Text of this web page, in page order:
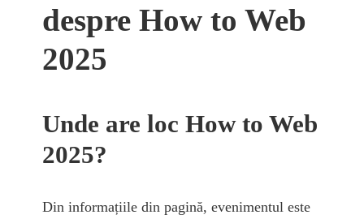
despre How to Web
2025
Unde are loc How to Web
2025?
Din informațiile din pagină, evenimentul este